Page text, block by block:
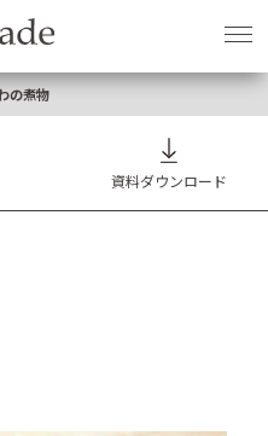
の煮物
資料ダウンロード